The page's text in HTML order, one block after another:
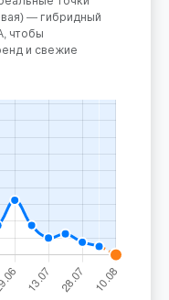
— гибридный
чтобы
и свежие